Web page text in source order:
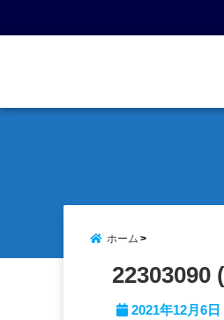
ホーム
22303090
2021年12月6日